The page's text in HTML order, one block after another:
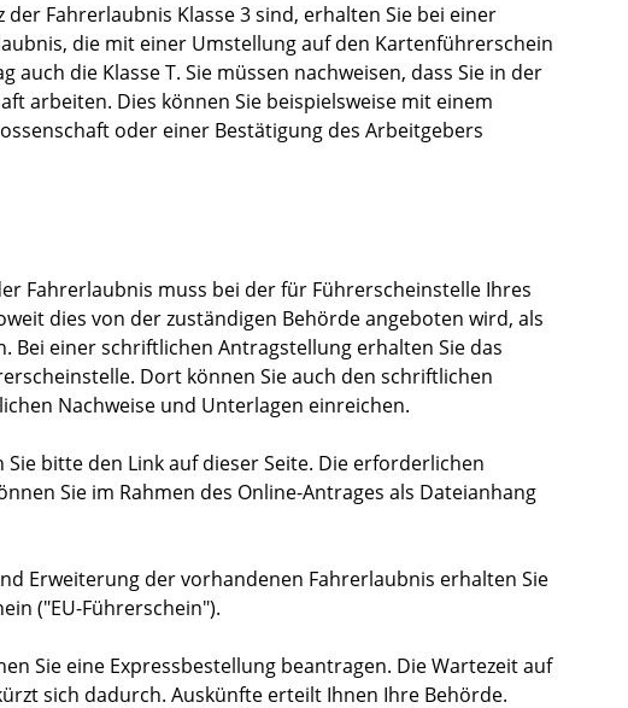
der Fahrerlaubnis Klasse 3 sind, erhalten Sie bei einer
die mit einer Umstellung auf den Kartenführerschein
auch die Klasse T. Sie müssen nachweisen, dass Sie in der
arbeiten. Dies können Sie beispielsweise mit einem
oder einer Bestätigung des Arbeitgebers
Fahrerlaubnis muss bei der für Führerscheinstelle Ihres
dies von der zuständigen Behörde angeboten wird, als
Bei einer schriftlichen Antragstellung erhalten Sie das
Dort können Sie auch den schriftlichen
Nachweise und Unterlagen einreichen.
bitte den Link auf dieser Seite. Die erforderlichen
Sie im Rahmen des Online-Antrages als Dateianhang
Erweiterung der vorhandenen Fahrerlaubnis erhalten Sie
("EU-Führerschein").
Sie eine Expressbestellung beantragen. Die Wartezeit auf
sich dadurch. Auskünfte erteilt Ihnen Ihre Behörde.